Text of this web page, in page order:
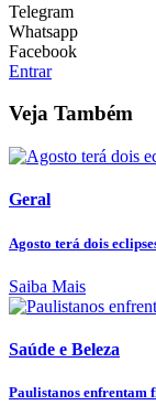
Telegram
Whatsapp
Facebook
Entrar
Veja Também
Geral
Agosto terá dois
Saiba Mais
Saúde e Beleza
Paulistanos enfrentam